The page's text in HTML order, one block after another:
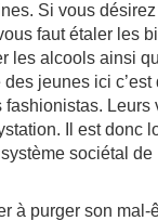
Si vous
faut étaler les
les alcools ainsi
des jeunes ici
fashionistas.
Il est donc
système sociétal
à purger son